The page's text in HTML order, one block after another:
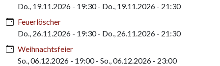
Do., 19.11.2026 - 19:30- Do., 19.11.2026 - 21:30
Feuerlöscher
Do., 26.11.2026 - 19:30- Do., 26.11.2026 - 21:30
Weihnachtsfeier
So., 06.12.2026 - 19:00- So., 06.12.2026 - 23:00